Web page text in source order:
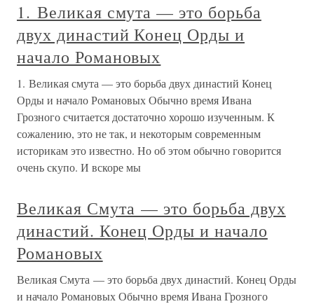
1. Великая смута — это борьба
двух династий Конец Орды и
начало Романовых
1. Великая смута — это борьба двух династий Конец
Орды и начало Романовых Обычно время Ивана
Грозного считается достаточно хорошо изученным. К
сожалению, это не так, и некоторым современным
историкам это известно. Но об этом обычно говорится
очень скупо. И вскоре мы
Великая Смута — это борьба двух
династий. Конец Орды и начало
Романовых
Великая Смута — это борьба двух династий. Конец Орды
и начало Романовых Обычно время Ивана Грозного